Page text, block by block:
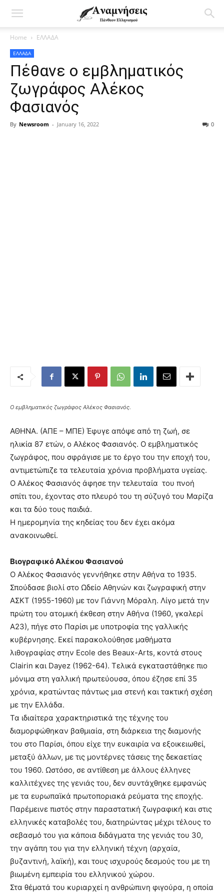
Home ΕΛΛΑΔΑ
ΕΛΛΑΔΑ
Πέθανε ο εμβληματικός
ζωγράφος Αλέκος
Φασιανός
By Newsroom - January 16, 2022 0
Ο εμβληματικός ζωγράφος Αλέκος Φασιανός.
ΑΘΗΝΑ. (ΑΠΕ – ΜΠΕ) Έφυγε απόψε από τη ζωή, σε
ηλικία 87 ετών, ο Αλέκος Φασιανός. Ο εμβληματικός
ζωγράφος, που σφράγισε με το έργο του την εποχή του,
αντιμετώπιζε τα τελευταία χρόνια προβλήματα υγείας.
Ο Αλέκος Φασιανός άφησε την τελευταία του πνοή
σπίτι του, έχοντας στο πλευρό του τη σύζυγό του Μαρίζα
και τα δύο τους παιδιά.
Η ημερομηνία της κηδείας του δεν έχει ακόμα
ανακοινωθεί.
Βιογραφικό Αλέκου Φασιανού
Ο Αλέκος Φασιανός γεννήθηκε στην Αθήνα το 1935.
Σπούδασε βιολί στο Ωδείο Αθηνών και ζωγραφική στην
ΑΣΚΤ (1955-1960) με τον Γιάννη Μόραλη. Λίγο μετά την
πρώτη του ατομική έκθεση στην Αθήνα (1960, γκαλερί
Α23), πήγε στο Παρίσι με υποτροφία της γαλλικής
κυβέρνησης. Εκεί παρακολούθησε μαθήματα
λιθογραφίας στην Ecole des Βeaux-Αrts, κοντά στους
Clairin και Dayez (1962-64). Τελικά εγκαταστάθηκε πιο
μόνιμα στη γαλλική πρωτεύουσα, όπου έζησε επί 35
χρόνια, κρατώντας πάντως μια στενή και τακτική σχέση
με την Ελλάδα.
Τα ιδιαίτερα χαρακτηριστικά της τέχνης του
διαμορφώθηκαν βαθμιαία, στη διάρκεια της διαμονής
του στο Παρίσι, όπου είχε την ευκαιρία να εξοικειωθεί,
μεταξύ άλλων, με τις μοντέρνες τάσεις της δεκαετίας
του 1960. Ωστόσο, σε αντίθεση με άλλους έλληνες
καλλιτέχνες της γενιάς του, δεν συντάχθηκε εμφανώς
με τα ευρωπαϊκά πρωτοποριακά ρεύματα της εποχής.
Παρέμεινε πιστός στην παραστατική ζωγραφική και στις
ελληνικές καταβολές του, διατηρώντας μέχρι τέλους το
σεβασμό του για κάποια διδάγματα της γενιάς του 30,
την αγάπη του για την ελληνική τέχνη (αρχαία,
βυζαντινή, λαϊκή), και τους ισχυρούς δεσμούς του με τη
βιωμένη εμπειρία του ελληνικού χώρου.
Στα θέματά του κυριαρχεί η ανθρώπινη φιγούρα, η οποία